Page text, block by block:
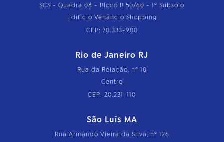
SCS - Quadra 08 - Bloco B 50/60 - 1º Subsolo
Edifício Venâncio Shopping
CEP: 70.333-900
Rio de Janeiro RJ
Rua da Relação, nº 18
Centro
CEP: 20.231-110
São Luís MA
Rua Armando Vieira da Silva, nº 126